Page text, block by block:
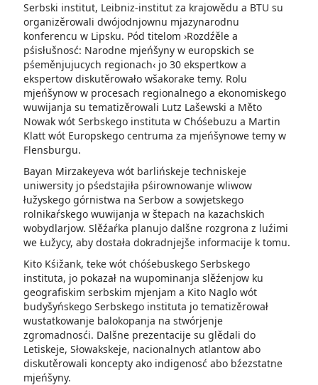
Serbski institut, Leibniz-institut za krajowědu a BTU su
organizěrowali­ dwójodnjownu mjazynarodnu
konferencu w Lipsku. Pód titelom ›Rozdźěle a
pśisłušnosć: Narodne mjeńšyny w europskich se
pśeměnjujucych regionach‹ jo 30 ekspertkow a
ekspertow diskutěrowało wšakorake temy. Rolu
mjeńšynow w procesach regionalnego a ekonomiskego
wuwijanja su tematizěrowali Lutz Lašewski a Měto
Nowak wót Serbskego instituta w Chóśebuzu a Martin
Klatt wót Europskego centruma za mjeńšynowe temy w
Flensburgu.
Bayan Mirzakeyeva wót barlińskeje techniskeje
uniwersity jo pśedstajiła pśirownowanje wliwow
łužyskego górnistwa na Serbow a sowjetskego
rolnikaŕskego wuwijanja w štepach na kazachskich
wobydlarjow. Slěźaŕka planujo dalšne rozgrona z luźimi
we Łužycy, aby dostała dokradnjejše informacije k tomu.
Kito Kśižank, teke wót chóśebuskego Serbskego
instituta, jo pokazał na wupominanja slěźenjow ku
geografiskim serbskim mjenjam a Kito Naglo wót
budyšyńskego Serbskego instituta jo tematizěrował
wustatkowanje balokopanja na stwórjenje
zgromadnosći. Dalšne prezentacije su glědali do
Letiskeje, Słowakskeje, nacionalnych atlantow abo
diskutěrowali koncepty ako indigenosć abo bźezstatne
mjeńšyny.